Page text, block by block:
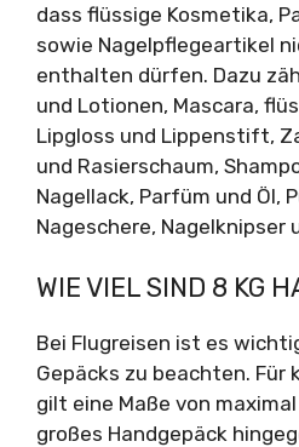
dass flüssige Kosmetika,
sowie Nagelpflegeartikel
enthalten dürfen. Dazu
und Lotionen, Mascara,
Lipgloss und Lippenstift,
und Rasierschaum,
Nagellack, Parfüm und Öl,
Nageschere, Nagelknipser
WIE VIEL SIND 8 KG
Bei Flugreisen ist es
Gepäcks zu beachten. Für
gilt eine Maße von
großes Handgepäck